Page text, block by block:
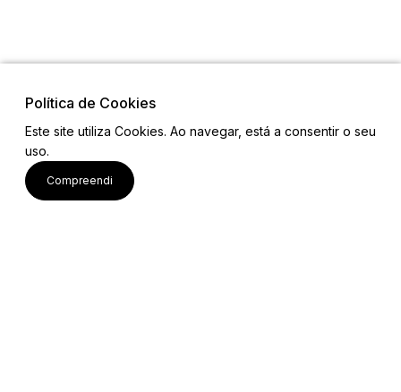
Política de Cookies
Este site utiliza Cookies. Ao navegar, está a consentir o seu
uso.
Compreendi
Links
Mapa do Site
Equipa